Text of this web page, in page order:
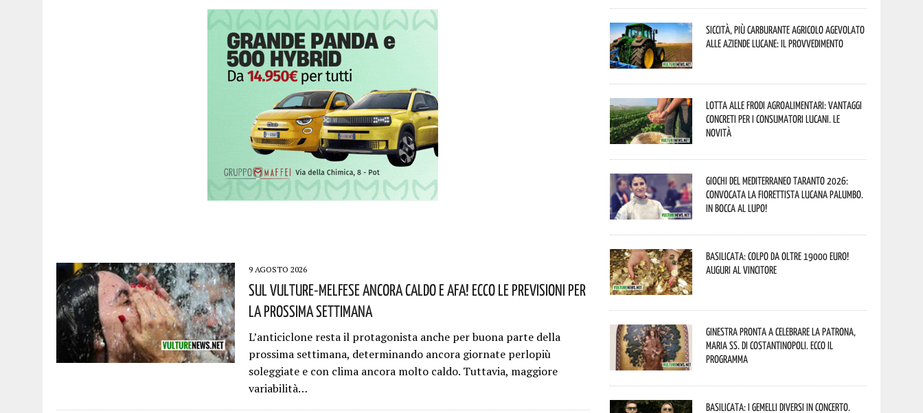
9 AGOSTO 2026
Sul Vulture-Melfese Ancora Caldo E Afa! Ecco Le Previsioni Per
La Prossima Settimana
L’anticiclone resta il protagonista anche per buona parte della
prossima settimana, determinando ancora giornate perlopiù
soleggiate e con clima ancora molto caldo. Tuttavia, maggiore
variabilità…
Siccità, più carburante agricolo agevolato
alle aziende lucane: il provvedimento
Lotta alle frodi agroalimentari: vantaggi
concreti per i consumatori lucani. Le
novità
Giochi del Mediterraneo Taranto 2026:
convocata la fiorettista lucana Palumbo.
In bocca al lupo!
Basilicata: colpo da oltre 19000 Euro!
Auguri al vincitore
Ginestra pronta a celebrare la Patrona,
Maria SS. di Costantinopoli. Ecco il
programma
Basilicata: i Gemelli DiVersi in concerto.